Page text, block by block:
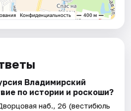
Владимирский
по истории и роскоши?
наб., 26 (вестибюль